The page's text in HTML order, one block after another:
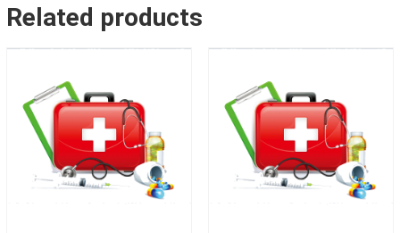
Related products